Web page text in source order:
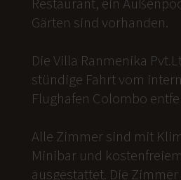
Gärten sind vorhanden.
Die Villa Ranmenika
stündige Fahrt vom
Flughafen Colombo
Alle Zimmer sind mit
Minibar und
ausgestattet. Die